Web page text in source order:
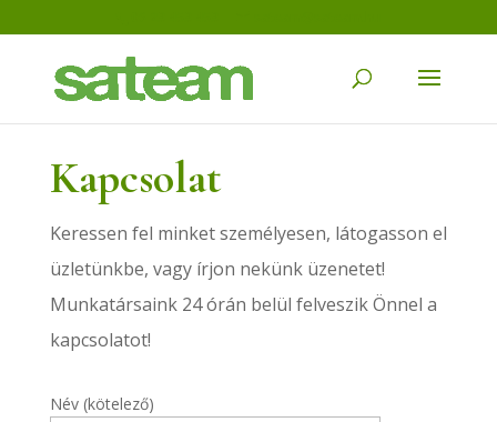
Kapcsolat
Keressen fel minket személyesen, látogasson el
üzletünkbe, vagy írjon nekünk üzenetet!
Munkatársaink 24 órán belül felveszik Önnel a
kapcsolatot!
Név (kötelező)